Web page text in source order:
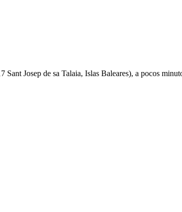
Josep de sa Talaia, Islas Baleares), a pocos